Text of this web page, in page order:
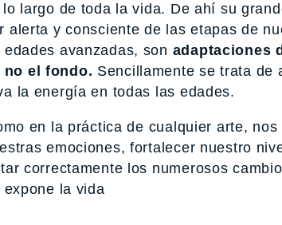
largo de toda la vida. De ahí su
alerta y consciente de las etapas de
avanzadas, son adaptaciones
no el fondo. Sencillamente se trata de
la energía en todas las edades.
en la práctica de cualquier arte, nos
emociones, fortalecer nuestro
correctamente los numerosos
la vida